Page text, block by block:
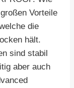
Vorteile
die
hält.
sind stabil
aber auch